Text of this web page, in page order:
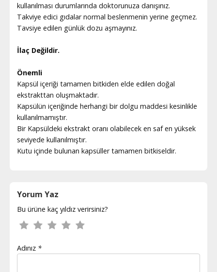
kullanılması durumlarında doktorunuza danışınız.
Takviye edici gıdalar normal beslenmenin yerine geçmez.
Tavsiye edilen günlük dozu aşmayınız.
İlaç Değildir.
Önemli
Kapsül içeriği tamamen bitkiden elde edilen doğal
ekstrakttan oluşmaktadır.
Kapsülün içeriğinde herhangi bir dolgu maddesi kesinlikle
kullanılmamıştır.
Bir Kapsüldeki ekstrakt oranı olabilecek en saf en yüksek
seviyede kullanılmıştır.
Kutu içinde bulunan kapsüller tamamen bitkiseldir.
Yorum Yaz
Bu ürüne kaç yıldız verirsiniz?
Adınız *